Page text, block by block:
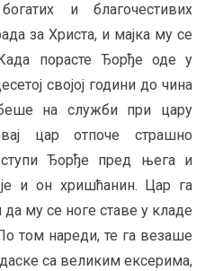
и благочестивих
за Христа, и мајка му се
порасте Ђорђе оде у
својој години до чина
на служби при цару
цар отпоче страшно
Ђорђе пред њега и
и он хришћанин. Цар га
му се ноге ставе у кладе
том нареди, те га везаше
са великим ексерима,